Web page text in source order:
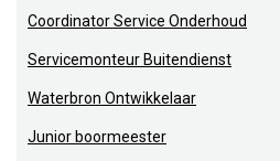
Coordinator Service Onderhoud
Servicemonteur Buitendienst
Waterbron Ontwikkelaar
Junior boormeester